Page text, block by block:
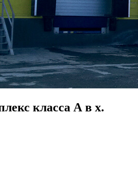
класса А в х.